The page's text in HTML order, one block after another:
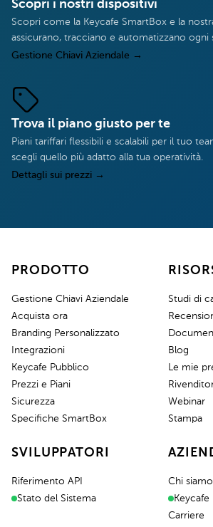
Scopri i nostri dispositivi
Scopri come la Keycafe SmartBox e la
assicurano, tracciano e automatizzano ogni
Gestione Chiavi Aziendale →
Trova il piano giusto per te
Piani tariffari flessibili e scalabili per il tuo
scegli quello più adatto alla tua operatività.
Dettagli sui prezzi →
PRODOTTO
Gestione Chiavi Aziendale
Acquista ora
Branding Personalizzato
Integrazioni
Keycafe Pubblico
Prezzi e Piani
Sicurezza
Specifiche SmartBox
Studi di
Blog
Le mie
Webinar
Stampa
SVILUPPATORI
Riferimento API
Stato del Sistema
Chi
Keycafe
Carriere